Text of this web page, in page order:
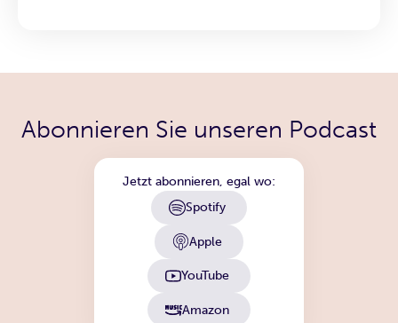
Abonnieren Sie unseren Podcast
Jetzt abonnieren, egal wo:
Spotify
Apple
YouTube
Amazon